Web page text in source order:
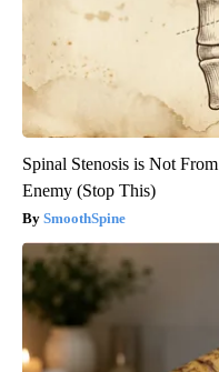
Spinal Stenosis is Not
Enemy (Stop This)
SmoothSpine